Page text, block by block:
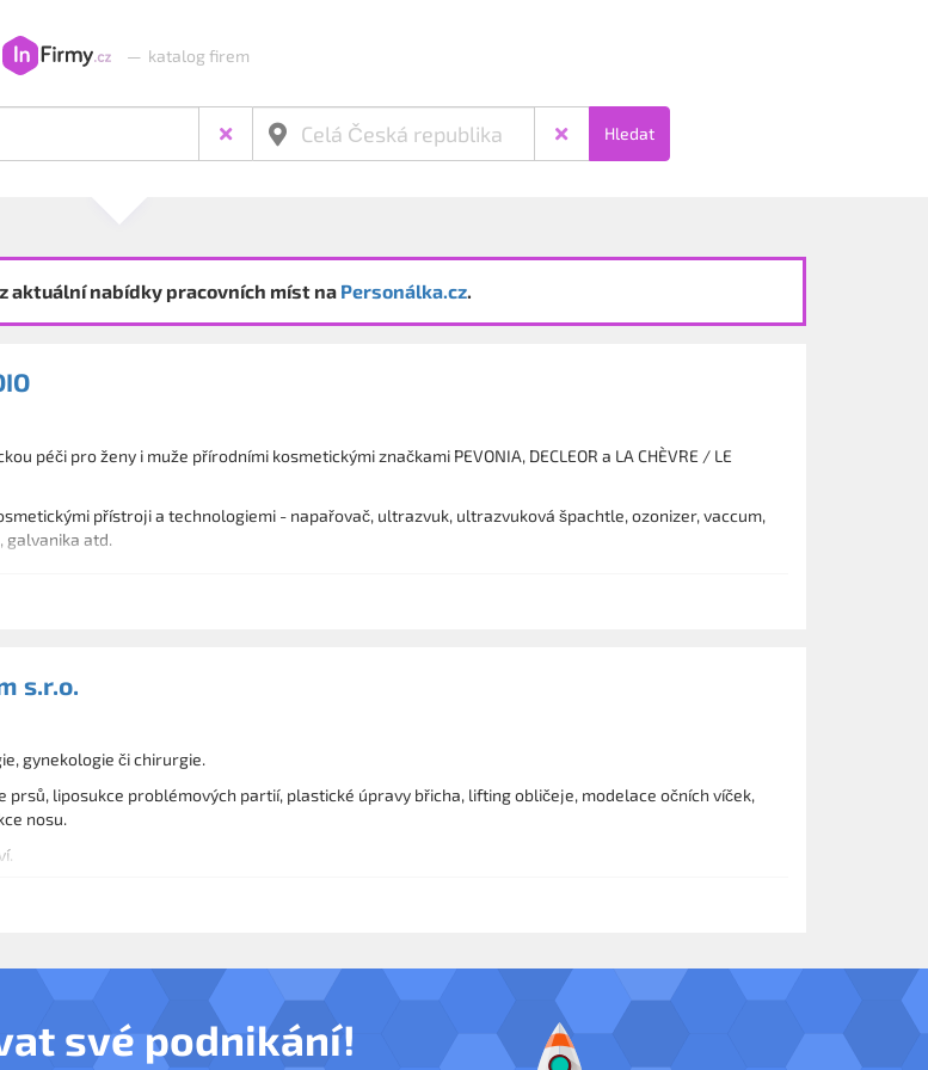
— katalog firem
Hledat
aktuální nabídky pracovních míst na Personálka.cz.
péči pro ženy i muže přírodními kosmetickými značkami PEVONIA, DECLEOR a LA CHÈVRE / LE
přístroji a technologiemi - napařovač, ultrazvuk, ultrazvuková špachtle, ozonizer, vaccum,
atd.
s.r.o.
gynekologie či chirurgie.
prsů, liposukce problémových partií, plastické úpravy břicha, lifting obličeje, modelace očních víček,
nosu.
své podnikání!